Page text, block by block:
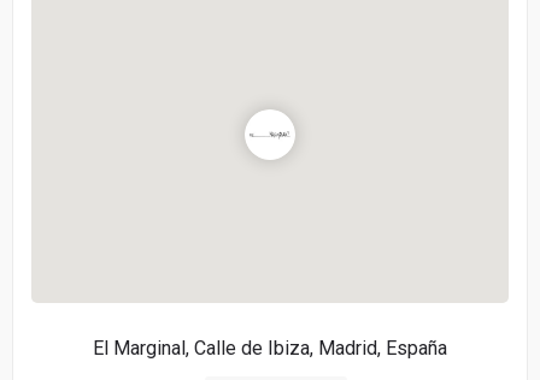
El Marginal, Calle de Ibiza, Madrid, España